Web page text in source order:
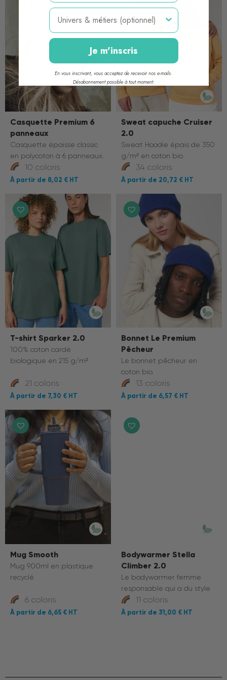
Casquette Premium 6
panneaux
Casquette épaisse classic
en polycoton à 6 panneaux.
10 coloris
8,02 €
Sweat capuche Cruiser
2.0
Sweat Hoodie épais de 350
g/m² en coton bio
34 coloris
20,72 €
T-shirt Sparker 2.0
100% coton cardé
biologique en 215 g/m²
21 coloris
7,30 €
Bonnet Le Premium
Pêcheur
Le bonnet pêcheur en
coton bio.
13 coloris
6,57 €
Mug Smooth
Mug 900ml en plastique
recyclé
6 coloris
6,65 €
Bodywarmer Stella
Climber 2.0
Le bodywarmer femme
responsable qui a du style
11 coloris
31,00 €
Métier
Je m'inscris
En vous inscrivant, vous acceptez de recevoir nos e-mails.
Désabonnement possible à tout moment.